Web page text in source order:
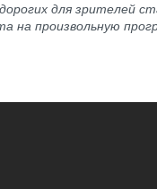
для зрителей
на произвольную